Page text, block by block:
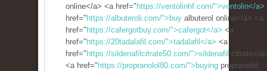
online</a> <a href=" https://ventolinhf.com/">ventolin</a>
href=" https://albuteroli.com/">buy albuterol online</a> <a
href=" https://cafergotbuy.com/">cafergot</a> <a
href=" https://20tadalafil.com/">tadalafil</a> <a
href=" https://sildenafilcitrate50.com/">sildenafil citrate</
<a href=" https://propranolol80.com/">buying propranolol